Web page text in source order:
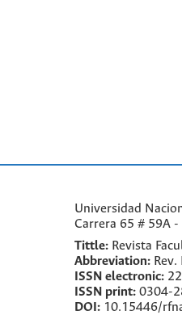
Universidad
Carrera 65 # 59A
Tittle: Revista
Abbreviation:
ISSN electronic:
ISSN print: 0304-
DOI: 10.15446/